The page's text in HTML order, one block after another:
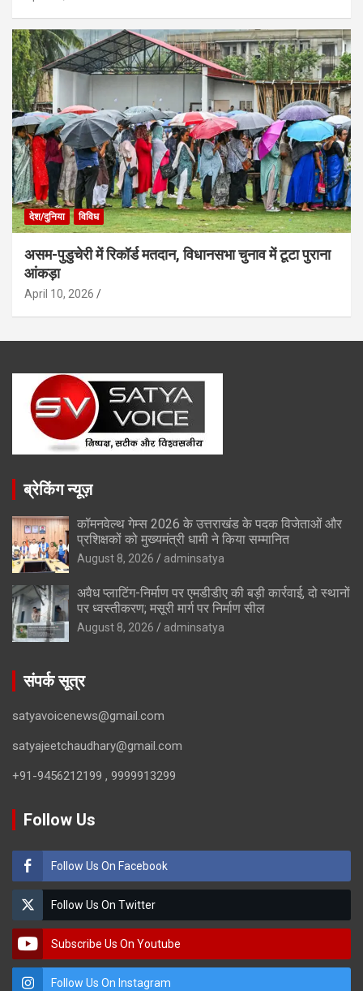
देश/दुनिया विविध
असम-पुडुचेरी में रिकॉर्ड मतदान, विधानसभा चुनाव में टूटा पुराना
आंकड़ा
April 10, 2026
ब्रेकिंग न्यूज़
कॉमनवेल्थ गेम्स 2026 के उत्तराखंड के पदक विजेताओं और
प्रशिक्षकों को मुख्यमंत्री धामी ने किया सम्मानित
August 8, 2026 adminsatya
अवैध प्लाटिंग-निर्माण पर एमडीडीए की बड़ी कार्रवाई, दो स्थानों
पर ध्वस्तीकरण; मसूरी मार्ग पर निर्माण सील
August 8, 2026 adminsatya
संपर्क सूत्र
satyavoicenews@gmail.com
satyajeetchaudhary@gmail.com
+91-9456212199 , 9999913299
Follow Us
Follow Us On Facebook
Follow Us On Twitter
Subscribe Us On Youtube
Follow Us On Instagram